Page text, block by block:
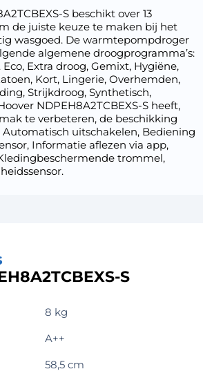
S beschikt over 13
de juiste keuze te maken bij het
wasgoed. De warmtepompdroger
algemene droogprogramma’s:
Extra droog, Gemixt, Hygiëne,
Kort, Lingerie, Overhemden,
Strijkdroog, Synthetisch,
NDPEH8A2TCBEXS-S heeft,
te verbeteren, de beschikking
Automatisch uitschakelen, Bediening
Informatie aflezen via app,
trommel,
S
8 kg
A++
58,5 cm